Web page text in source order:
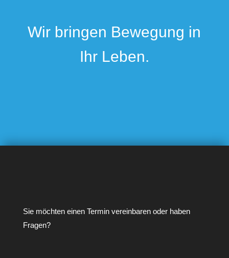
Wir bringen Bewegung in
Ihr Leben.
Sie möchten einen Termin vereinbaren oder haben
Fragen?